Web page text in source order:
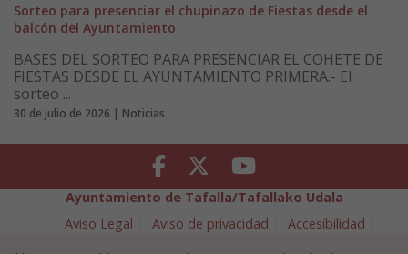
Sorteo para presenciar el chupinazo de Fiestas desde el
balcón del Ayuntamiento
BASES DEL SORTEO PARA PRESENCIAR EL COHETE DE
FIESTAS DESDE EL AYUNTAMIENTO PRIMERA.- El
sorteo ...
30 de julio de 2026 | Noticias
Facebook Twitter Youtube
Ayuntamiento de Tafalla/Tafallako Udala
Aviso Legal
Aviso de privacidad
Accesibilidad